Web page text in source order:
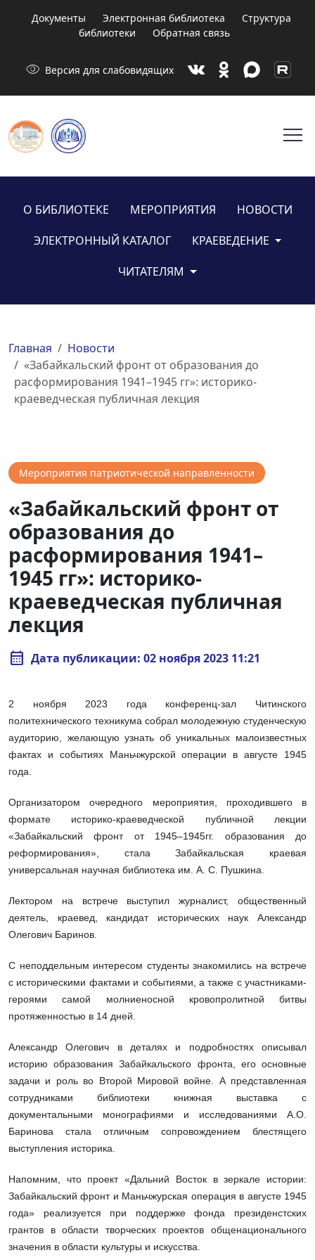
Документы Электронная библиотека
Структура
библиотеки
Обратная связь
visibility Версия для слабовидящих
menu
О БИБЛИОТЕКЕ МЕРОПРИЯТИЯ
НОВОСТИ
ЭЛЕКТРОННЫЙ КАТАЛОГ
КРАЕВЕДЕНИЕ
ЧИТАТЕЛЯМ
Главная
Новости
«Забайкальский фронт от образования до
расформирования 1941–1945 гг»: историко-
краеведческая публичная лекция
Мероприятия патриотической направленности
«Забайкальский фронт от
образования до
расформирования 1941–
1945 гг»: историко-
краеведческая публичная
лекция
calendar_month Дата публикации: 02 ноября 2023 11:21
2 ноября 2023 года конференц-зал Читинского
политехнического техникума собрал молодежную студенческую
аудиторию, желающую узнать об уникальных малоизвестных
фактах и событиях Маньчжурской операции в августе 1945
года.
Организатором очередного мероприятия, проходившего в
формате историко-краеведческой публичной лекции
«Забайкальский фронт от 1945–1945гг. образования до
реформирования», стала Забайкальская краевая
универсальная научная библиотека им. А. С. Пушкина.
Лектором на встрече выступил журналист, общественный
деятель, краевед, кандидат исторических наук Александр
Олегович Баринов.
С неподдельным интересом студенты знакомились на встрече
с историческими фактами и событиями, а также с участниками-
героями самой молниеносной кровопролитной битвы
протяженностью в 14 дней.
Александр Олегович в деталях и подробностях описывал
историю образования Забайкальского фронта, его основные
задачи и роль во Второй Мировой войне. А представленная
сотрудниками библиотеки книжная выставка с
документальными монографиями и исследованиями А.О.
Баринова стала отличным сопровождением блестящего
выступления историка.
Напомним, что проект «Дальний Восток в зеркале истории:
Забайкальский фронт и Маньчжурская операция в августе 1945
года» реализуется при поддержке фонда президенстских
грантов в области творческих проектов общенационального
значения в области культуры и искусства.